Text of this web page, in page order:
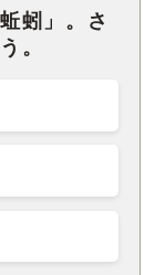
蚓」。さ
。